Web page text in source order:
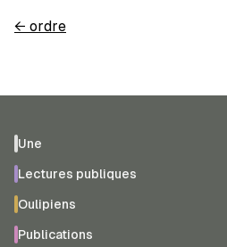
← ordre
Une
Lectures publiques
Oulipiens
Publications